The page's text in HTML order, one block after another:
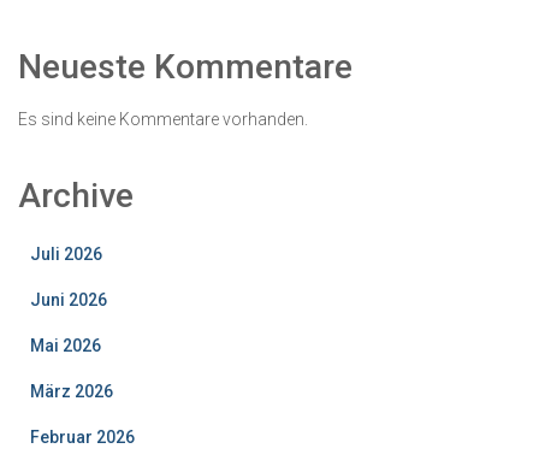
Neueste Kommentare
Es sind keine Kommentare vorhanden.
Archive
Juli 2026
Juni 2026
Mai 2026
März 2026
Februar 2026